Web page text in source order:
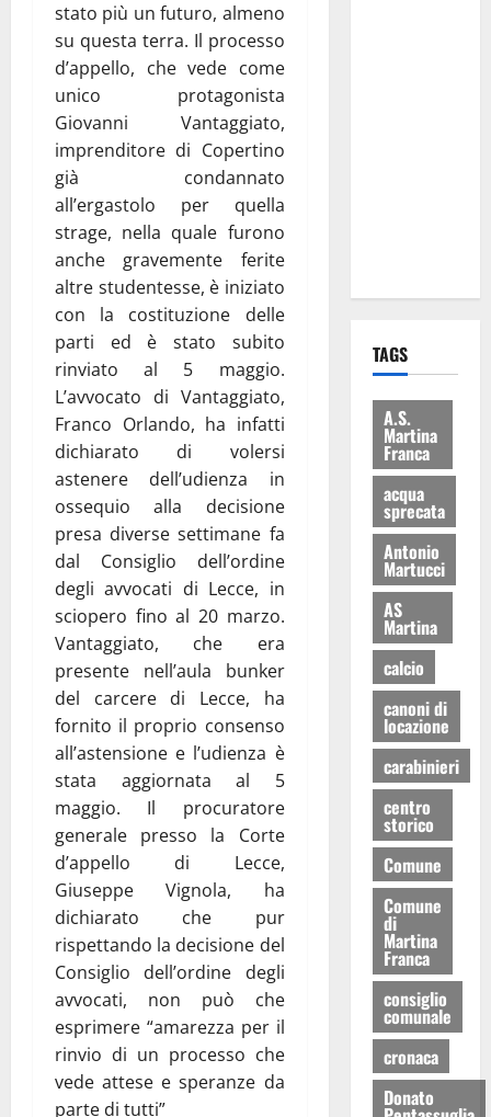
stato più un futuro, almeno
su questa terra. Il processo
d’appello, che vede come
unico protagonista
Giovanni Vantaggiato,
imprenditore di Copertino
già condannato
all’ergastolo per quella
strage, nella quale furono
anche gravemente ferite
altre studentesse, è iniziato
con la costituzione delle
parti ed è stato subito
rinviato al 5 maggio.
L’avvocato di Vantaggiato,
Franco Orlando, ha infatti
dichiarato di volersi
astenere dell’udienza in
ossequio alla decisione
presa diverse settimane fa
dal Consiglio dell’ordine
degli avvocati di Lecce, in
sciopero fino al 20 marzo.
Vantaggiato, che era
presente nell’aula bunker
del carcere di Lecce, ha
fornito il proprio consenso
all’astensione e l’udienza è
stata aggiornata al 5
maggio. Il procuratore
generale presso la Corte
d’appello di Lecce,
Giuseppe Vignola, ha
dichiarato che pur
rispettando la decisione del
Consiglio dell’ordine degli
avvocati, non può che
esprimere “amarezza per il
rinvio di un processo che
vede attese e speranze da
parte di tutti”
TAGS
A.S.
Martina
Franca
acqua
sprecata
Antonio
Martucci
AS
Martina
calcio
canoni di
locazione
carabinieri
centro
storico
Comune
Comune
di
Martina
Franca
consiglio
comunale
cronaca
Donato